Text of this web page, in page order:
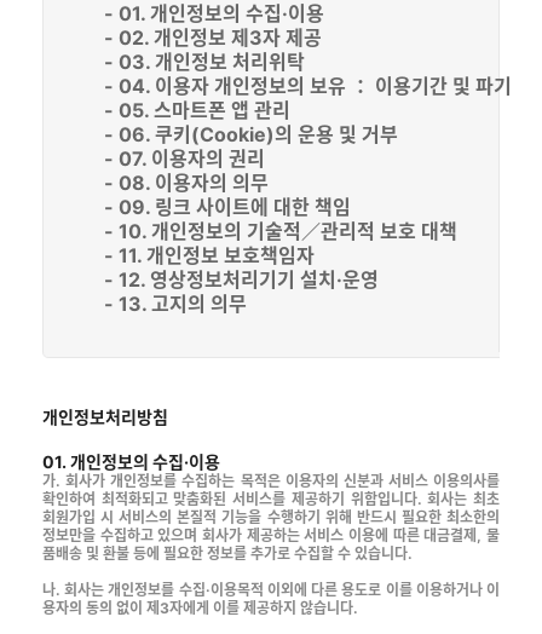
- 01. 개인정보의 수집·이용
- 02. 개인정보 제3자 제공
- 03. 개인정보 처리위탁
- 04. 이용자 개인정보의 보유 ： 이용기간 및 파기
- 05. 스마트폰 앱 관리
- 06. 쿠키(Cookie)의 운용 및 거부
- 07. 이용자의 권리
- 08. 이용자의 의무
- 09. 링크 사이트에 대한 책임
- 10. 개인정보의 기술적／관리적 보호 대책
- 11. 개인정보 보호책임자
- 12. 영상정보처리기기 설치·운영
- 13. 고지의 의무
개인정보처리방침
01. 개인정보의 수집·이용
가. 회사가 개인정보를 수집하는 목적은 이용자의 신분과 서비스 이용의사를
확인하여 최적화되고 맞춤화된 서비스를 제공하기 위함입니다. 회사는 최초
회원가입 시 서비스의 본질적 기능을 수행하기 위해 반드시 필요한 최소한의
정보만을 수집하고 있으며 회사가 제공하는 서비스 이용에 따른 대금결제, 물
품배송 및 환불 등에 필요한 정보를 추가로 수집할 수 있습니다.
나. 회사는 개인정보를 수집·이용목적 이외에 다른 용도로 이를 이용하거나 이
용자의 동의 없이 제3자에게 이를 제공하지 않습니다.